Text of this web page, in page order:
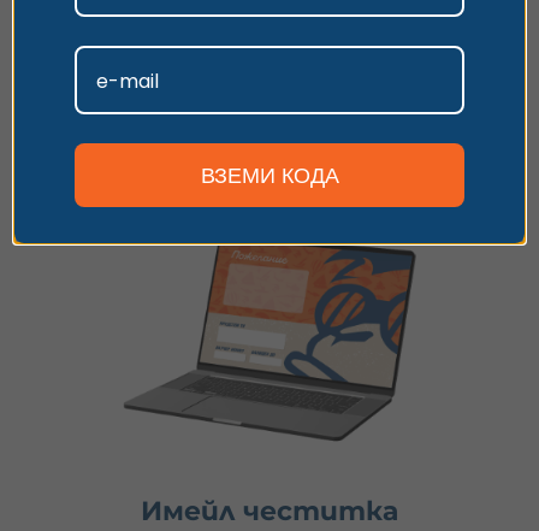
Дигитален ваучер
Избери електронен ваучер и ще го
получиш веднага след завършването на
поръчката –24/7! Идеален подарък в
последния момент.
Имейл честитка
Приемам
ВЗЕМИ КОДА